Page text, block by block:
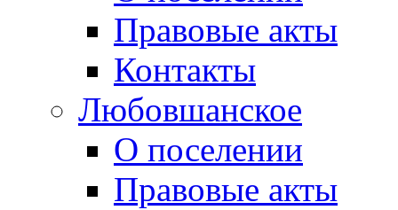
Правовые акты
Контакты
Любовшанское
О поселении
Правовые акты